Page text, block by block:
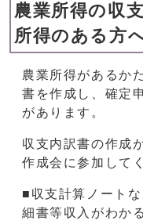
農業所得の収
所得のある方
農業所得があるか
書を作成し、確定
があります。
収支内訳書の作成
作成会に参加して
■収支計算ノート
細書等収入がわか